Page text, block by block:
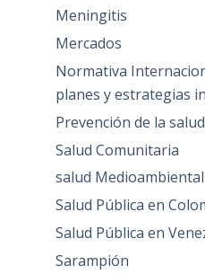
Meningitis
Mercados
Normativa
planes y estrategias
Prevención de la salud
Salud Comunitaria
salud Medioambiental
Salud Pública en
Salud Pública en
Sarampión